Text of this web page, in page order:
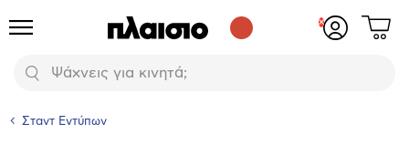
Προϊόντα
Αναζήτηση
Δες
Σταντ Εντύπων